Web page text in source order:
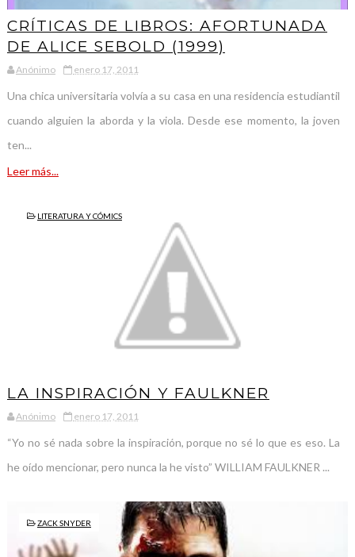
CRÍTICAS DE LIBROS: AFORTUNADA
DE ALICE SEBOLD (1999)
Anónimo enero 17, 2011
Una chica universitaria volvía a su casa en una residencia estudiantil
cuando alguien la aborda y la viola. Desde ese momento, la joven
ten...
Leer más...
LITERATURA Y CÓMICS
LA INSPIRACIÓN Y FAULKNER
Anónimo enero 17, 2011
“Yo no sé nada sobre la inspiración, porque no sé lo que es eso. La
he oído mencionar, pero nunca la he visto” WILLIAM FAULKNER ...
ZACK SNYDER